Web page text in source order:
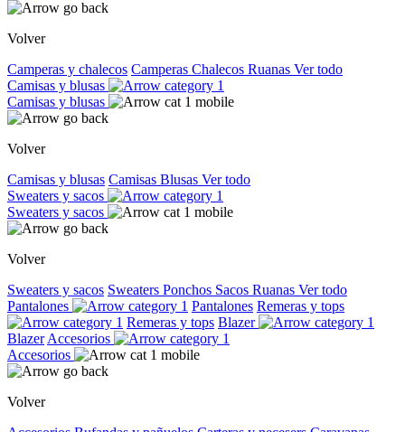
Volver
Camperas y chalecos Camperas Chalecos Ruanas Ver todo
Camisas y blusas
Camisas y blusas
Volver
Camisas y blusas Camisas Blusas Ver todo
Sweaters y sacos
Sweaters y sacos
Volver
Sweaters y sacos Sweaters Ponchos Sacos Ruanas Ver todo
Pantalones
Pantalones Remeras y tops
Remeras y tops Blazer
Blazer Accesorios
Accesorios
Volver